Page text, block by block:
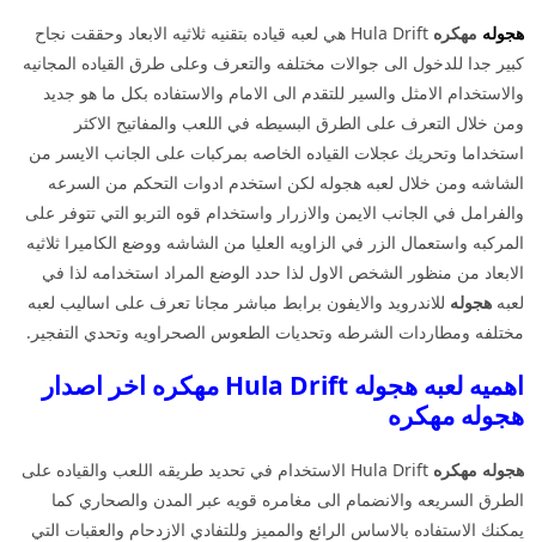
هجوله مهكره
Hula Drift هي لعبه قياده بتقنيه ثلاثيه الابعاد وحققت نجاح
كبير جدا للدخول الى جوالات مختلفه والتعرف وعلى طرق القياده المجانيه
والاستخدام الامثل والسير للتقدم الى الامام والاستفاده بكل ما هو جديد
ومن خلال التعرف على الطرق البسيطه في اللعب والمفاتيح الاكثر
استخداما وتحريك عجلات القياده الخاصه بمركبات على الجانب الايسر من
الشاشه ومن خلال لعبه هجوله لكن استخدم ادوات التحكم من السرعه
والفرامل في الجانب الايمن والازرار واستخدام قوه التربو التي تتوفر على
المركبه واستعمال الزر في الزاويه العليا من الشاشه ووضع الكاميرا ثلاثيه
الابعاد من منظور الشخص الاول لذا حدد الوضع المراد استخدامه لذا في
لعبه هجوله للاندرويد والايفون برابط مباشر مجانا تعرف على اساليب لعبه
مختلفه ومطاردات الشرطه وتحديات الطعوس الصحراويه وتحدي التفجير.
اهميه لعبه هجوله Hula Drift مهكره اخر اصدار
هجوله مهكره
هجوله مهكره
Hula Drift الاستخدام في تحديد طريقه اللعب والقياده على
الطرق السريعه والانضمام الى مغامره قويه عبر المدن والصحاري كما
يمكنك الاستفاده بالاساس الرائع والمميز وللتفادي الازدحام والعقبات التي